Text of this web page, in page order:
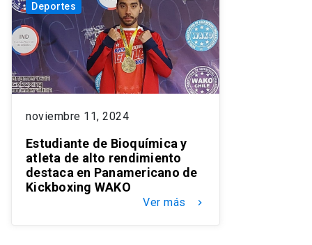
Deportes
noviembre 11, 2024
Estudiante de Bioquímica y
atleta de alto rendimiento
destaca en Panamericano de
Kickboxing WAKO
Ver más keyboard_arrow_right